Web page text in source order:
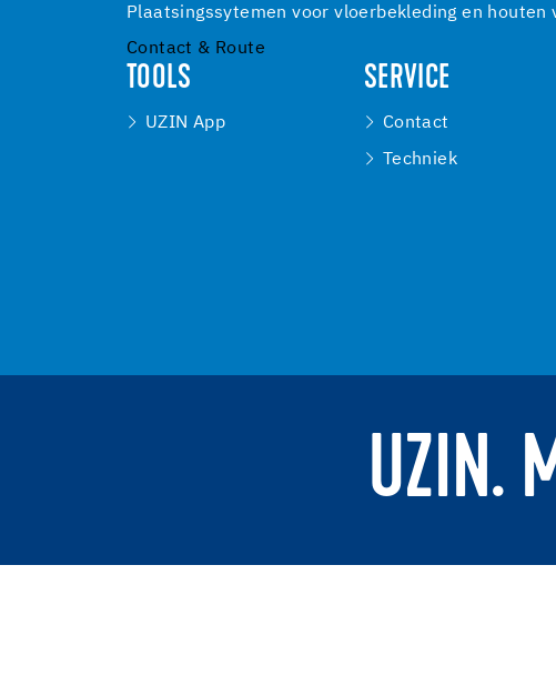
Plaatsingssytemen voor vloerbekleding en houten
Contact & Route
TOOLS
UZIN App
SERVICE
Contact
Techniek
UZIN.